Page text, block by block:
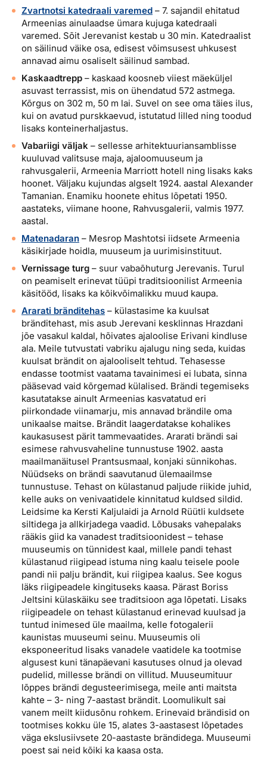
Zvartnotsi katedraali varemed – 7. sajandil ehitatud
Armeenias ainulaadse ümara kujuga katedraali
varemed. Sõit Jerevanist kestab u 30 min. Katedraalist
on säilinud väike osa, edisest võimsusest uhkusest
annavad aimu osaliselt säilinud sambad.
Kaskaadtrepp – kaskaad koosneb viiest mäeküljel
asuvast terrassist, mis on ühendatud 572 astmega.
Kõrgus on 302 m, 50 m lai. Suvel on see oma täies ilus,
kui on avatud purskkaevud, istutatud lilled ning toodud
lisaks konteinerhaljastus.
Vabariigi väljak – sellesse arhitektuuriansamblisse
kuuluvad valitsuse maja, ajaloomuuseum ja
rahvusgalerii, Armeenia Marriott hotell ning lisaks kaks
hoonet. Väljaku kujundas algselt 1924. aastal Alexander
Tamanian. Enamiku hoonete ehitus lõpetati 1950.
aastateks, viimane hoone, Rahvusgalerii, valmis 1977.
aastal.
Matenadaran – Mesrop Mashtotsi iidsete Armeenia
käsikirjade hoidla, muuseum ja uurimisinstituut.
Vernissage turg – suur vabaõhuturg Jerevanis. Turul
on peamiselt erinevat tüüpi traditsioonilist Armeenia
käsitööd, lisaks ka kõikvõimalikku muud kaupa.
Ararati bränditehas – külastasime ka kuulsat
bränditehast, mis asub Jerevani kesklinnas Hrazdani
jõe vasakul kaldal, hõivates ajaloolise Erivani kindluse
ala. Meile tutvustati vabriku ajalugu ning seda, kuidas
kuulsat brändit on ajalooliselt tehtud. Tehasesse
endasse tootmist vaatama tavainimesi ei lubata, sinna
pääsevad vaid kõrgemad külalised. Brändi tegemiseks
kasutatakse ainult Armeenias kasvatatud eri
piirkondade viinamarju, mis annavad brändile oma
unikaalse maitse. Brändit laagerdatakse kohalikes
kaukasusest pärit tammevaatides. Ararati brändi sai
esimese rahvusvaheline tunnustuse 1902. aasta
maailmanäitusel Prantsusmaal, konjaki sünnikohas.
Nüüdseks on brändi saavutanud ülemaailmse
tunnustuse. Tehast on külastanud paljude riikide juhid,
kelle auks on venivaatidele kinnitatud kuldsed sildid.
Leidsime ka Kersti Kaljulaidi ja Arnold Rüütli kuldsete
siltidega ja allkirjadega vaadid. Lõbusaks vahepalaks
rääkis giid ka vanadest traditsioonidest – tehase
muuseumis on tünnidest kaal, millele pandi tehast
külastanud riigipead istuma ning kaalu teisele poole
pandi nii palju brändit, kui riigipea kaalus. See kogus
läks riigipeadele kingituseks kaasa. Pärast Boriss
Jeltsini külaskäiku see traditsioon aga lõpetati. Lisaks
riigipeadele on tehast külastanud erinevad kuulsad ja
tuntud inimesed üle maailma, kelle fotogalerii
kaunistas muuseumi seinu. Muuseumis oli
eksponeeritud lisaks vanadele vaatidele ka tootmise
algusest kuni tänapäevani kasutuses olnud ja olevad
pudelid, millesse brändi on villitud. Muuseumituur
lõppes brändi degusteerimisega, meile anti maitsta
kahte – 3- ning 7-aastast brändit. Loomulikult sai
vanem meilt kiidusõnu rohkem. Erinevaid brändisid on
tootmises kokku üle 15, alates 3-aastasest lõpetades
väga ekslusiivsete 20-aastaste brändidega. Muuseumi
poest sai neid kõiki ka kaasa osta.